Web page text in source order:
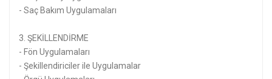
- Saç Bakım Uygulamaları
3. ŞEKİLLENDİRME
- Fön Uygulamaları
- Şekillendiriciler ile Uygulamalar